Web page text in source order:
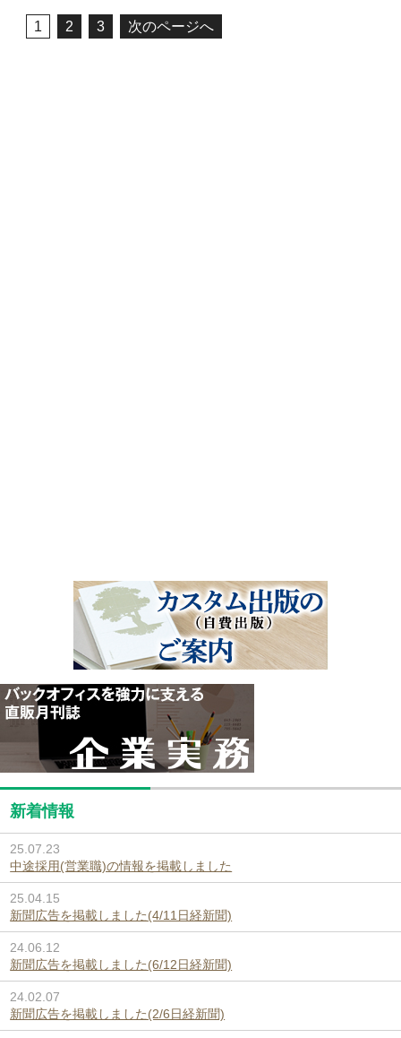
1 2 3 次のページへ
新着情報
25.07.23
中途採用(営業職)の情報を掲載しました
25.04.15
新聞広告を掲載しました(4/11日経新聞)
24.06.12
新聞広告を掲載しました(6/12日経新聞)
24.02.07
新聞広告を掲載しました(2/6日経新聞)